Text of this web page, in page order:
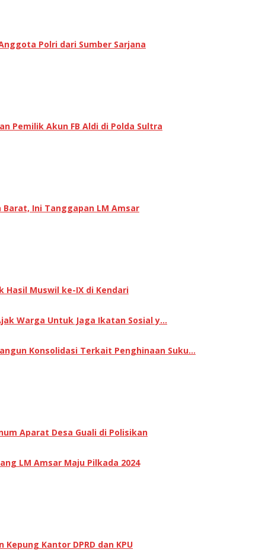
Polri dari Sumber Sarjana
Pemilik Akun FB Aldi di Polda Sultra
Ini Tanggapan LM Amsar
Hasil Muswil ke-IX di Kendari
Warga Untuk Jaga Ikatan Sosial y…
Konsolidasi Terkait Penghinaan Suku…
Aparat Desa Guali di Polisikan
LM Amsar Maju Pilkada 2024
Kantor DPRD dan KPU